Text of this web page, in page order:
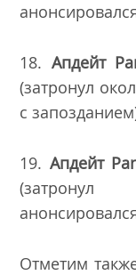
18. Апдейт
(затронул
с
19. Апдейт
Отметим